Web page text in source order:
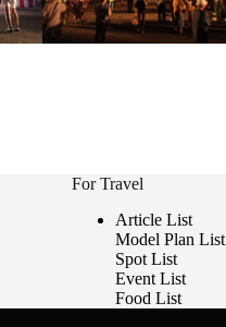
For Travel
Article List
Model Plan List
Spot List
Event List
Food List